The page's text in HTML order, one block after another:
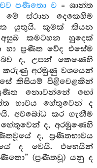
පණීතො ච = ශාන්ත
මේ ස්ථාන දෙකෙහිම
යුතුයි. කුමක් කියන
කමටහන හුදෙක්
ප්‍රණීත වේද එසේම
ද, උපන් කෙණෙහි
කරුණු අරමුණු වශයෙන්
කිසියම් පිළිවෙළකින්
නොවන්නේ හෝ
භාවය හේතුවෙන් ද
අවබෝධ කර ගැනීම
ද, අරමුණෙහි
ද, ප්‍රණීතභාවය
ද වෙයි. එහෙයින්
(ප්‍රණීතවූ) යනු ද